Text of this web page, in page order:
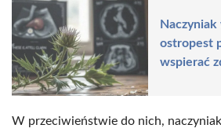
ostropest
wspierać
W przeciwieństwie do nich,